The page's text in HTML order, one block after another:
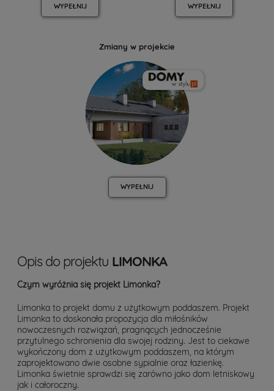
WYPEŁNIJ WYPEŁNIJ
Zmiany w projekcie
WYPEŁNIJ
Opis do projektu LIMONKA
Czym wyróżnia się projekt Limonka?
Limonka to projekt domu z użytkowym poddaszem. Projekt
Limonka to doskonała propozycja dla miłośników
nowoczesnych rozwiązań, pragnących jednocześnie
przytulnego schronienia dla swojej rodziny. Jest to ciekawe
wykończony dom z użytkowym poddaszem, na którym
zaprojektowano dwie osobne sypialnie oraz łazienkę.
Limonka świetnie sprawdzi się zarówno jako dom letniskowy
jak i całoroczny.